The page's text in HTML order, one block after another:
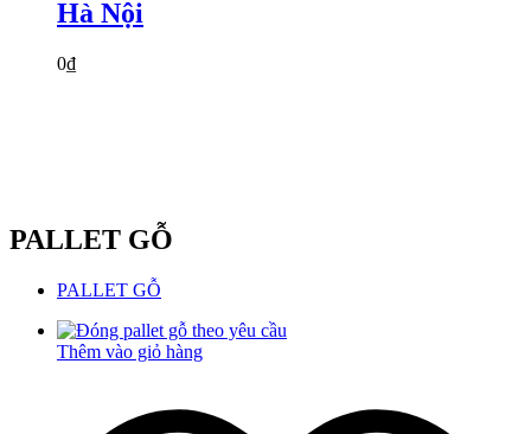
Hà Nội
0₫
PALLET GỖ
PALLET GỖ
Thêm vào giỏ hàng